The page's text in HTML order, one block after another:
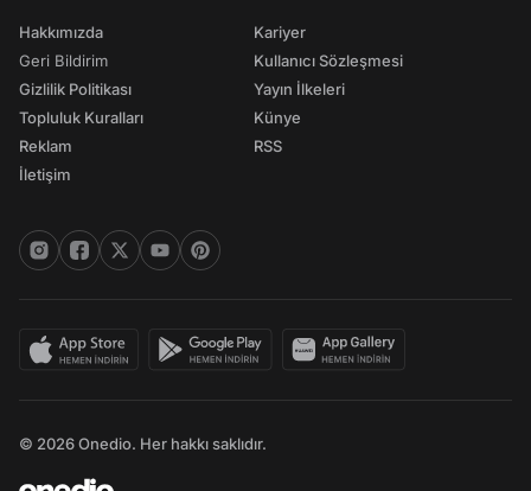
Hakkımızda
Geri Bildirim
Gizlilik Politikası
Topluluk Kuralları
Reklam
İletişim
Kariyer
Kullanıcı Sözleşmesi
Yayın İlkeleri
Künye
RSS
© 2026 Onedio. Her hakkı saklıdır.